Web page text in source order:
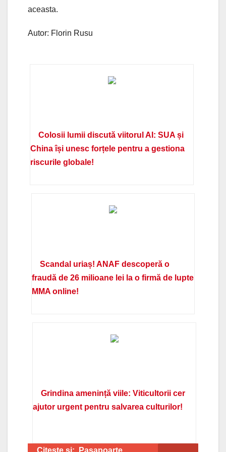
aceasta.
Autor: Florin Rusu
Colosii lumii discută viitorul AI: SUA și
China își unesc forțele pentru a gestiona
riscurile globale!
Scandal uriaș! ANAF descoperă o
fraudă de 26 milioane lei la o firmă de lupte
MMA online!
Grindina amenință viile: Viticultorii cer
ajutor urgent pentru salvarea culturilor!
Citeste si:
Pasapoarte